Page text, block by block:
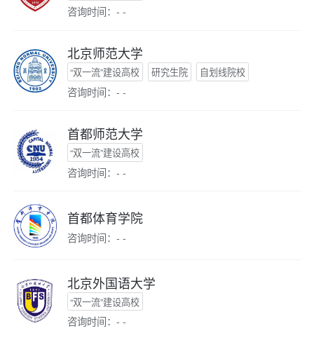
咨询时间：- -
北京师范大学
“双一流”建设高校 研究生院 自划线院校
咨询时间：- -
首都师范大学
“双一流”建设高校
咨询时间：- -
首都体育学院
咨询时间：- -
北京外国语大学
“双一流”建设高校
咨询时间：- -